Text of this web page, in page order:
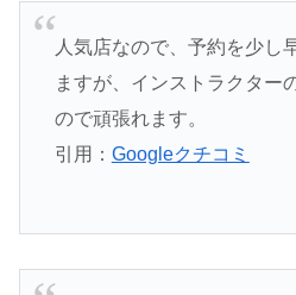
人気店なので、予約を少し
ますが、インストラクター
ので頑張れます。
引用： Googleクチコミ